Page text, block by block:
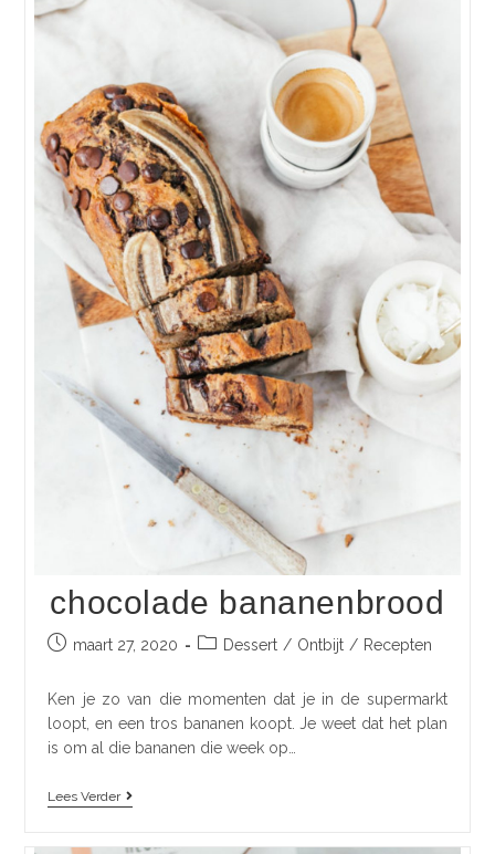
chocolade bananenbrood
maart 27, 2020 Dessert / Ontbijt / Recepten
Ken je zo van die momenten dat je in de supermarkt
loopt, en een tros bananen koopt. Je weet dat het plan
is om al die bananen die week op…
Lees Verder